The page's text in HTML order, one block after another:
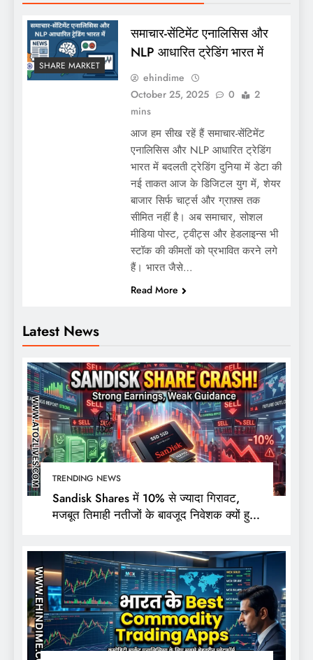
Latest News
TRENDING NEWS
Sandisk Shares में 10% से ज्यादा गिरावट,
मजबूत तिमाही नतीजों के बावजूद निवेशक क्यों हुए
SHARE MARKET
समाचार-सेंटिमेंट एनालिसिस और
NLP आधारित ट्रेडिंग भारत में
ehindime
October 25, 2025
0
2
mins
आज हम सीख रहें हैं समाचार-सेंटिमेंट
एनालिसिस और NLP आधारित ट्रेडिंग
भारत में बदलती ट्रेडिंग दुनिया में डेटा की
नई ताकत आज के डिजिटल युग में, शेयर
बाजार सिर्फ चार्ट्स और ग्राफ़्स तक
सीमित नहीं है। अब समाचार, सोशल
मीडिया पोस्ट, ट्वीट्स और हेडलाइन्स भी
स्टॉक की कीमतों को प्रभावित करने लगे
हैं। भारत जैसे…
Read More